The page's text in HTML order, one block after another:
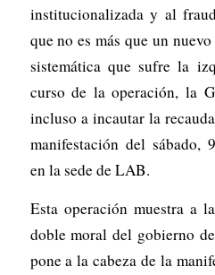
institucionalizada y al
que no es más que un
sistemática que sufre la
curso de la operación, la
incluso a incautar la
manifestación del sábado,
en la sede de LAB.
Esta operación muestra a
doble moral del gobierno
pone a la cabeza de la